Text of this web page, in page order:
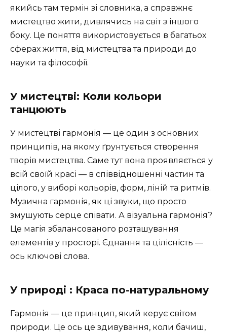
якийсь там термін зі словника, а справжнє
мистецтво жити, дивлячись на світ з іншого
боку. Це поняття використовується в багатьох
сферах життя, від мистецтва та природи до
науки та філософії.
У мистецтві: Коли кольори
танцюють
У мистецтві гармонія — це один з основних
принципів, на якому ґрунтується створення
творів мистецтва. Саме тут вона проявляється у
всій своїй красі — в співвідношенні частин та
цілого, у виборі кольорів, форм, ліній та ритмів.
Музична гармонія, як ці звуки, що просто
змушують серце співати. А візуальна гармонія?
Це магія збалансованого розташування
елементів у просторі. Єднання та цілісність —
ось ключові слова.
У природі : Краса по-натуральному
Гармонія — це принцип, який керує світом
природи. Це ось це здивування, коли бачиш,